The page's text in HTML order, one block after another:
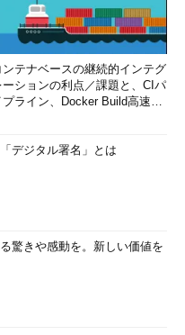
ンテナベースの継続的インテグ
ーションの利点／課題と、CIパ
プライン、Docker Build高速化
デジタル署名」とは
驚きや感動を。新しい価値を